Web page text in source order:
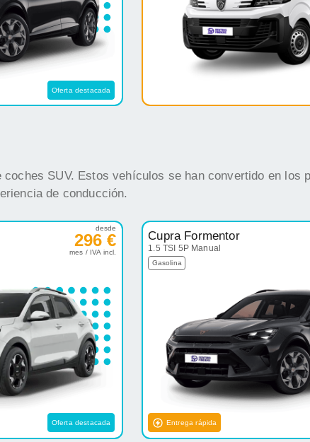
Oferta destacada
SUV. Estos vehículos se han convertido en los
de conducción.
desde
296 €
mes / IVA incl.
Oferta destacada
Cupra Formentor
1.5 TSI 5P Manual
Gasolina
Entrega rápida